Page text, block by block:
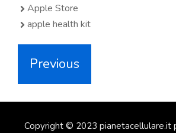
Apple Store
apple health kit
Previous
Copyright © 2023 pianetacellulare.it